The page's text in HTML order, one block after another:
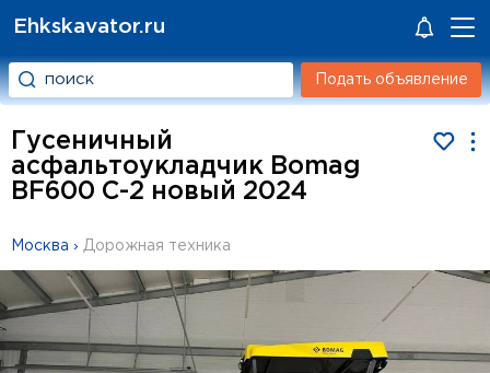
Ehkskavator.ru
Подать объявление
Гусеничный
асфальтоукладчик Bomag
BF600 C-2 новый 2024
Москва › Дорожная техника